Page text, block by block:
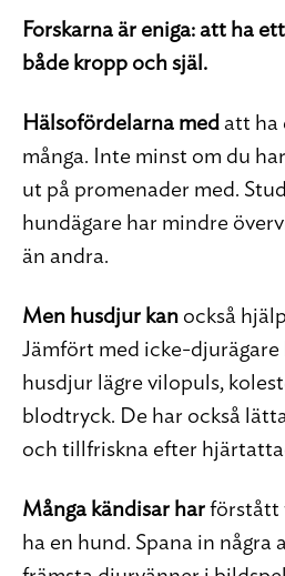
Forskarna är eniga: att ha
både kropp och själ.
Hälsofördelarna med att ha
många. Inte minst om du
ut på promenader med.
hundägare har mindre
än andra.
Men husdjur kan också
Jämfört med icke-djurägare
husdjur lägre vilopuls,
blodtryck. De har också
och tillfriskna efter
Många kändisar har förstått
ha en hund. Spana in några